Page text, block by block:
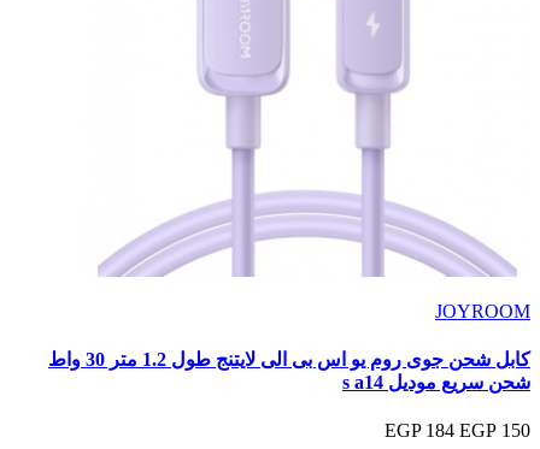
JOYROOM
كابل شحن جوى روم يو اس بى الى لايتنج طول 1.2 متر 30 واط
شحن سريع موديل s a14
150 EGP
184 EGP